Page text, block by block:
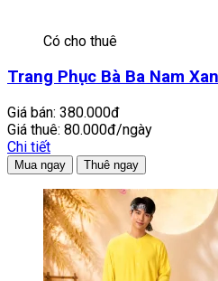
Có cho thuê
Trang Phục Bà Ba Nam
Giá bán: 380.000đ
Giá thuê: 80.000đ/ngày
Chi tiết
Mua ngay Thuê ngay